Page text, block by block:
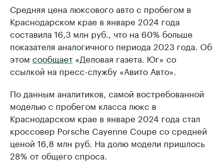
Средняя цена люксового авто с пробегом в
Краснодарском крае в январе 2024 года
составила 16,3 млн руб., что на 60% больше
показателя аналогичного периода 2023 года. Об
этом сообщает «Деловая газета. Юг» со
ссылкой на пресс-службу «Авито Авто».
По данным аналитиков, самой востребованной
моделью с пробегом класса люкс в
Краснодарском крае в январе 2024 года стал
кроссовер Porsche Cayenne Coupe со средней
ценой 16,8 млн руб. На долю модели пришлось
28% от общего спроса.